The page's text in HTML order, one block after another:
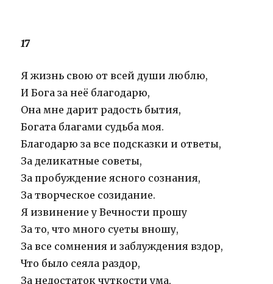
17
Я жизнь свою от всей души люблю,
И Бога за неё благодарю,
Она мне дарит радость бытия,
Богата благами судьба моя.
Благодарю за все подсказки и ответы,
За деликатные советы,
За пробуждение ясного сознания,
За творческое созидание.
Я извинение у Вечности прошу
За то, что много суеты вношу,
За все сомнения и заблуждения вздор,
Что было сеяла раздор,
За недостаток чуткости ума,